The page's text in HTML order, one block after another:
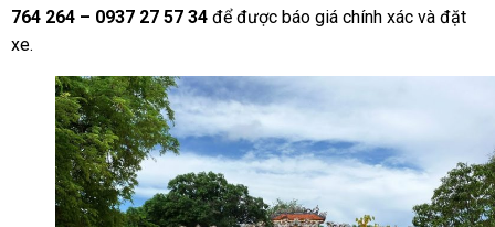
764 264 – 0937 27 57 34 để được báo giá chính xác và đặt
xe.